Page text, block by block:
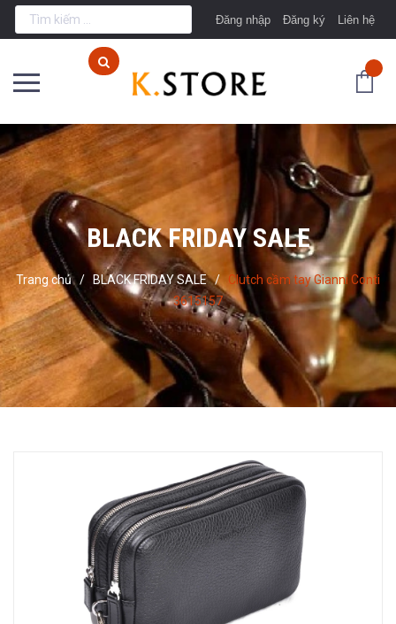
Đăng nhập Đăng ký Liên hệ
BLACK FRIDAY SALE
Trang chủ / BLACK FRIDAY SALE / Clutch cầm tay Gianni Conti
3615157